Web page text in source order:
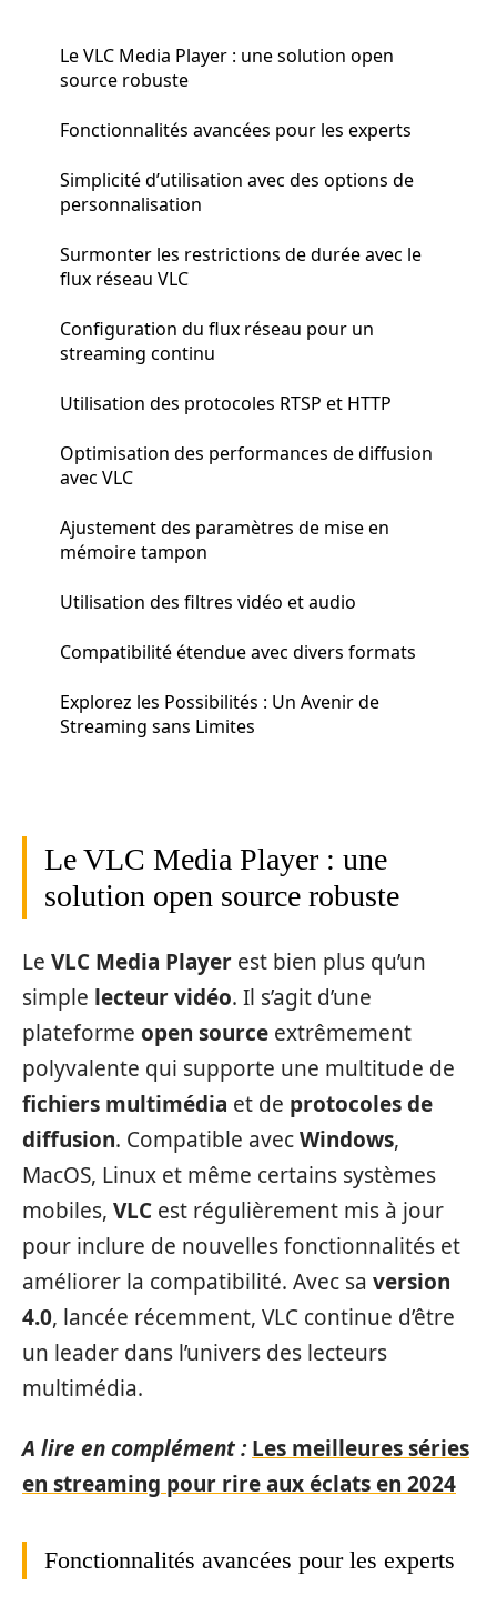
Le VLC Media Player : une solution open
source robuste
Fonctionnalités avancées pour les experts
Simplicité d’utilisation avec des options de
personnalisation
Surmonter les restrictions de durée avec le
flux réseau VLC
Configuration du flux réseau pour un
streaming continu
Utilisation des protocoles RTSP et HTTP
Optimisation des performances de diffusion
avec VLC
Ajustement des paramètres de mise en
mémoire tampon
Utilisation des filtres vidéo et audio
Compatibilité étendue avec divers formats
Explorez les Possibilités : Un Avenir de
Streaming sans Limites
Le VLC Media Player : une
solution open source robuste
Le VLC Media Player est bien plus qu’un
simple lecteur vidéo. Il s’agit d’une
plateforme open source extrêmement
polyvalente qui supporte une multitude de
fichiers multimédia et de protocoles de
diffusion. Compatible avecWindows,
MacOS, Linux et même certains systèmes
mobiles, VLC est régulièrement mis à jour
pour inclure de nouvelles fonctionnalités et
améliorer la compatibilité. Avec sa version
4.0, lancée récemment, VLC continue d’être
un leader dans l’univers des lecteurs
multimédia.
A lire en complément : Les meilleures séries
en streaming pour rire aux éclats en 2024
Fonctionnalités avancées pour les experts